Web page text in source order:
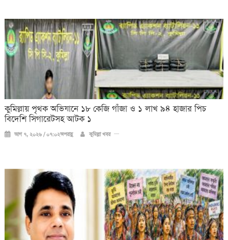
কুমিল্লায় পৃথক অভিযানে ১৮ কেজি গাঁজা ও ১ লাখ ৯৪ হাজার পিচ
বিদেশি সিগারেটসহ আটক ১
আগ ৭, ২০২৬ / ০৭:০২অপরাহ্ণ কুমিল্লা খবর